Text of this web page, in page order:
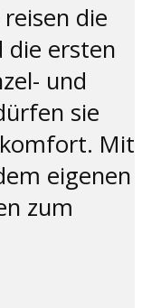
die
die ersten
und
sie
Mit
eigenen
zum